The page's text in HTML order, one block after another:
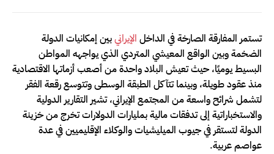
تستمر المفارقة الصارخة في الداخل الإيرانيبين إمكانيات الدولة
الضخمة وبين الواقع المعيشي المتردي الذي يواجهه المواطن
البسيط يوميًا، حيث تعيش البلاد واحدة من أصعب أزماتها الاقتصادية
منذ عقود طويلة، وبينما تتآكل الطبقة الوسطى وتتوسع رقعة الفقر
لتشمل شرائح واسعة من المجتمع الإيراني، تشير التقارير الدولية
والاستخباراتية إلى تدفقات مالية بمليارات الدولارات تخرج من خزينة
الدولة لتستقر في جيوب الميليشيات والوكلاء الإقليميين في عدة
عواصم عربية.